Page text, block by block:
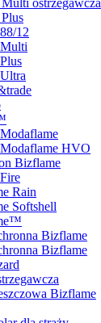
12
HVO
Bizflame
Rain
Softshell
Bizflame
Bizflame
Bizflame